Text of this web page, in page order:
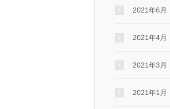
2021年6月
2021年4月
2021年3月
2021年1月